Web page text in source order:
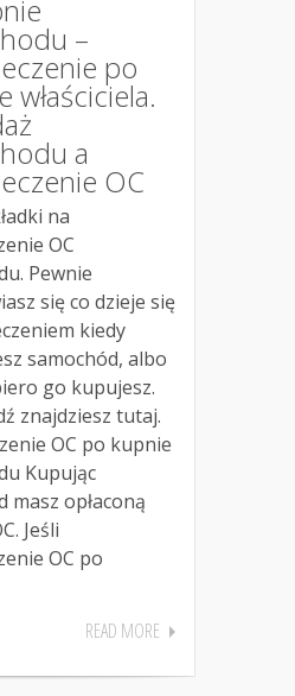
–
po
właściciela.
a
OC
na
OC
Pewnie
się co dzieje się
kiedy
samochód, albo
go kupujesz.
znajdziesz tutaj.
OC po kupnie
Kupując
masz opłaconą
Jeśli
OC po
READ MORE